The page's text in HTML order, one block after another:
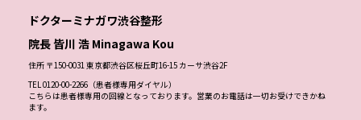
ドクターミナガワ渋谷整形
院長 皆川 浩 Minagawa Kou
住所 〒150-0031 東京都渋谷区桜丘町16-15 カーサ渋谷2F
TEL 0120-00-2266（患者様専用ダイヤル）
こちらは患者様専用の回線となっております。営業のお電話は一切お受けできかね
ます。